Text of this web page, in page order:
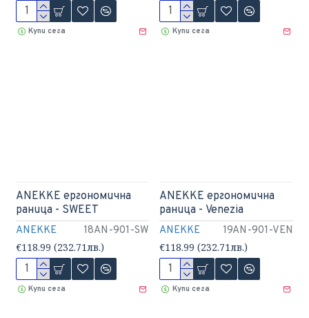
Купи сега Купи сега
ANEKKE 18AN-901-SW
ANEKKE ергономична
раница - SWEET
€118.99 (232.71лв.)
Купи сега
ANEKKE 19AN-901-VEN
ANEKKE ергономична
раница - Venezia
€118.99 (232.71лв.)
Купи сега